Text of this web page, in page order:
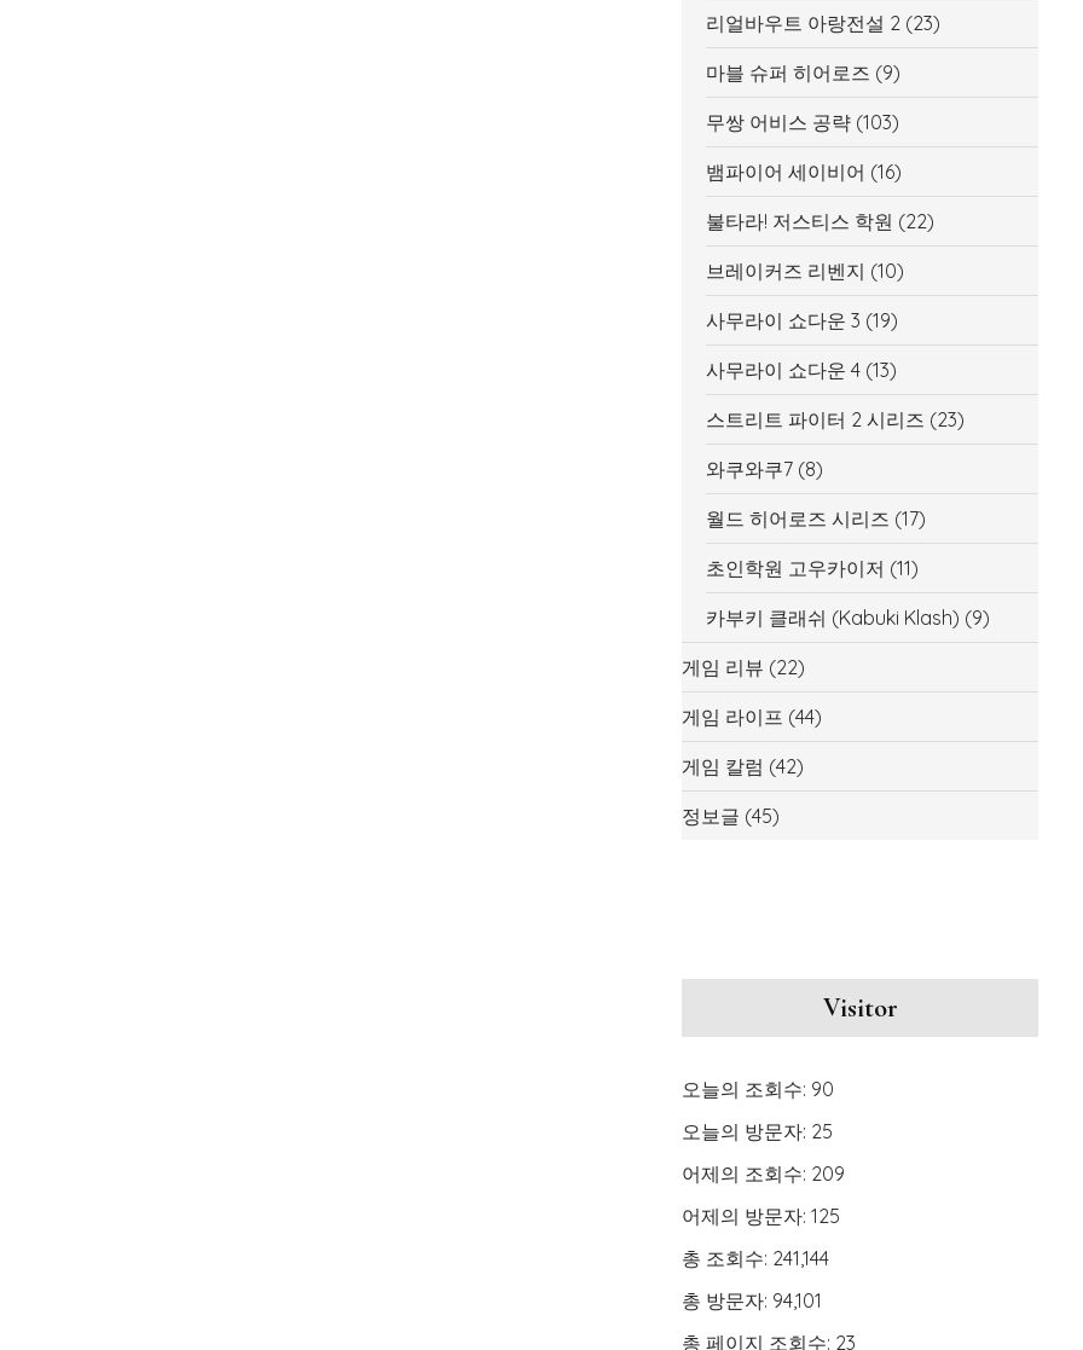
리얼바우트 아랑전설 2 (23)
마블 슈퍼 히어로즈 (9)
무쌍 어비스 공략 (103)
뱀파이어 세이비어 (16)
불타라! 저스티스 학원 (22)
브레이커즈 리벤지 (10)
사무라이 쇼다운 3 (19)
사무라이 쇼다운 4 (13)
스트리트 파이터 2 시리즈 (23)
와쿠와쿠7 (8)
월드 히어로즈 시리즈 (17)
초인학원 고우카이저 (11)
카부키 클래쉬 (Kabuki Klash) (9)
게임 리뷰 (22)
게임 라이프 (44)
게임 칼럼 (42)
정보글 (45)
Visitor
오늘의 조회수: 90
오늘의 방문자: 25
어제의 조회수: 209
어제의 방문자: 125
총 조회수: 241,144
총 방문자: 94,101
총 페이지 조회수: 23